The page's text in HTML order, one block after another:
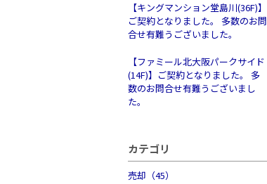
【キングマンション堂島川(36F)】
ご契約となりました。 多数のお問
合せ有難うございました。
【ファミール北大阪パークサイド
(14F)】ご契約となりました。 多
数のお問合せ有難うございまし
た。
カテゴリ
売却（45）